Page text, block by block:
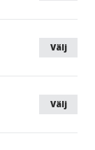
Välj
Välj